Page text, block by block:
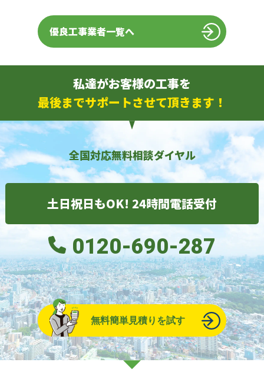
優良工事業者一覧へ
私達がお客様の工事を
最後までサポートさせて頂きます！
全国対応無料相談ダイヤル
土日祝日もOK! 24時間電話受付
0120-690-287
無料簡単見積りを試す